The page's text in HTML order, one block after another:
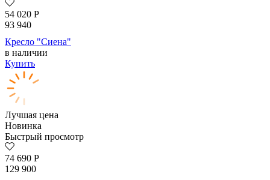
54 020 Р
93 940
Кресло "Сиена"
в наличии
Купить
Лучшая цена
Новинка
Быстрый просмотр
74 690 Р
129 900